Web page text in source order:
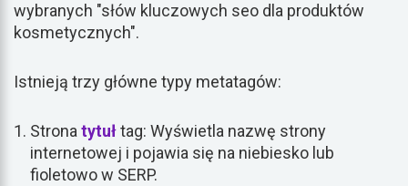
wybranych "słów kluczowych seo dla produktów
kosmetycznych".
Istnieją trzy główne typy metatagów:
Stronatytułtag: Wyświetla nazwę strony
internetowej i pojawia się na niebiesko lub
fioletowo w SERP.